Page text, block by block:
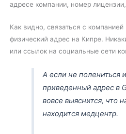
адресе компании, номер
Как видно, связаться с
физический адрес на Кипре.
или ссылок на социальные сети
А если не полениться
приведенный адрес в
вовсе выяснится, что
находится медцентр.